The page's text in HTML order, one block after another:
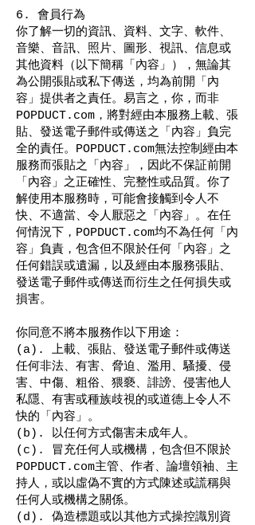
6. 會員行為
你了解一切的資訊、資料、文字、軟件、
音樂、音訊、照片、圖形、視訊、信息或
其他資料（以下簡稱「內容」），無論其
為公開張貼或私下傳送，均為前開「內
容」提供者之責任。易言之，你，而非
POPDUCT.com，將對經由本服務上載、張
貼、發送電子郵件或傳送之「內容」負完
全的責任。POPDUCT.com無法控制經由本
服務而張貼之「內容」，因此不保証前開
「內容」之正確性、完整性或品質。你了
解使用本服務時，可能會接觸到令人不
快、不適當、令人厭惡之「內容」。在任
何情況下，POPDUCT.com均不為任何「內
容」負責，包含但不限於任何「內容」之
任何錯誤或遺漏，以及經由本服務張貼、
發送電子郵件或傳送而衍生之任何損失或
損害。
你同意不將本服務作以下用途：
(a). 上載、張貼、發送電子郵件或傳送
任何非法、有害、脅迫、濫用、騷擾、侵
害、中傷、粗俗、猥褻、誹謗、侵害他人
私隱、有害或種族歧視的或道德上令人不
快的「內容」。
(b). 以任何方式傷害未成年人。
(c). 冒充任何人或機構，包含但不限於
POPDUCT.com主管、作者、論壇領袖、主
持人，或以虛偽不實的方式陳述或謊稱與
任何人或機構之關係。
(d). 偽造標題或以其他方式操控識別資